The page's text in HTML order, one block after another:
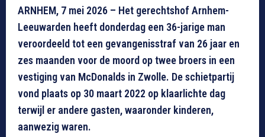
ARNHEM, 7 mei 2026 – Het gerechtshof Arnhem-
Leeuwarden heeft donderdag een 36-jarige man
veroordeeld tot een gevangenisstraf van 26 jaar en
zes maanden voor de moord op twee broers in een
vestiging van McDonalds in Zwolle. De schietpartij
vond plaats op 30 maart 2022 op klaarlichte dag
terwijl er andere gasten, waaronder kinderen,
aanwezig waren.